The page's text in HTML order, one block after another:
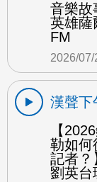
音樂故
英雄
FM
2026/07/
漢聲下
【
勒如何
記者？
劉英台